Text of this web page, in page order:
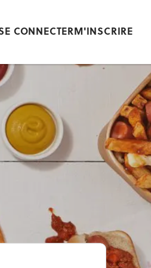
CONNECTER M'INSCRIRE